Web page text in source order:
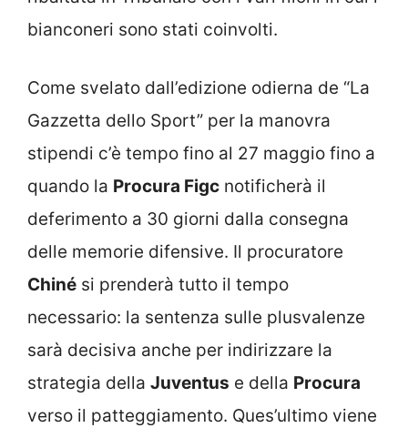
bianconeri sono stati coinvolti.
Come svelato dall’edizione odierna de “La
Gazzetta dello Sport” per la manovra
stipendi c’è tempo fino al 27 maggio fino a
quando la Procura Figc notificherà il
deferimento a 30 giorni dalla consegna
delle memorie difensive. Il procuratore
Chiné si prenderà tutto il tempo
necessario: la sentenza sulle plusvalenze
sarà decisiva anche per indirizzare la
strategia della Juventus e della Procura
verso il patteggiamento. Ques’ultimo viene